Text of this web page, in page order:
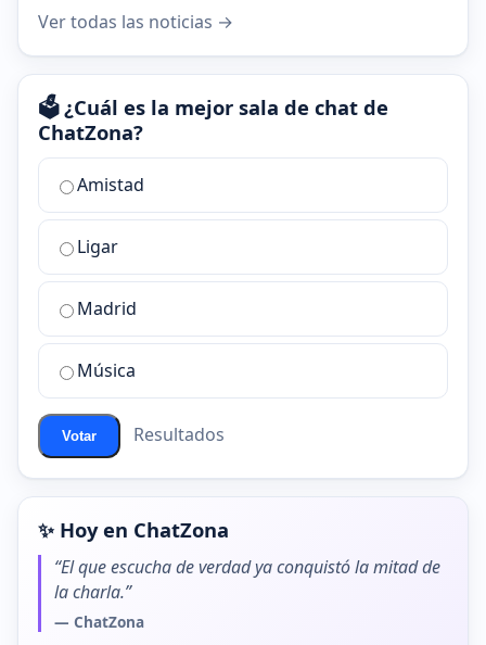
Ver todas las noticias →
🗳️ ¿Cuál es la mejor sala de chat de
ChatZona?
¿Cuál
la
mejor
sala
chat
ChatZona?
Amistad
Ligar
Madrid
Música
Votar Resultados
✨ Hoy en ChatZona
“El que escucha de verdad ya conquistó la mitad de
la charla.”
— ChatZona